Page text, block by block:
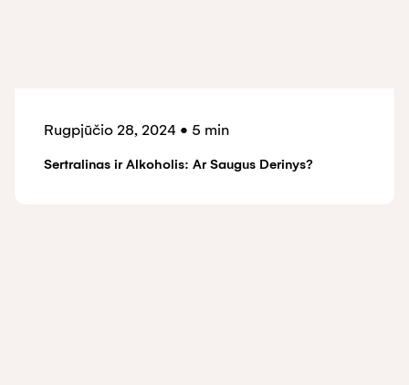
Rugpjūčio 28, 2024 • 5 min
Sertralinas ir Alkoholis: Ar Saugus Derinys?